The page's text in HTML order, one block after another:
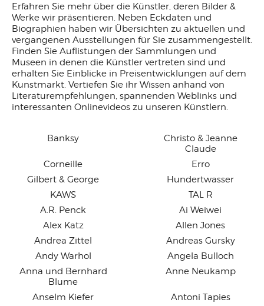
Erfahren Sie mehr über die Künstler, deren Bilder &
Werke wir präsentieren. Neben Eckdaten und
Biographien haben wir Übersichten zu aktuellen und
vergangenen Ausstellungen für Sie zusammengestellt.
Finden Sie Auflistungen der Sammlungen und
Museen in denen die Künstler vertreten sind und
erhalten Sie Einblicke in Preisentwicklungen auf dem
Kunstmarkt. Vertiefen Sie ihr Wissen anhand von
Literaturempfehlungen, spannenden Weblinks und
interessanten Onlinevideos zu unseren Künstlern.
Banksy
Christo & Jeanne
Claude
Corneille
Erro
Gilbert & George
Hundertwasser
KAWS
TAL R
A.R. Penck
Ai Weiwei
Alex Katz
Allen Jones
Andrea Zittel
Andreas Gursky
Andy Warhol
Angela Bulloch
Anna und Bernhard
Blume
Anne Neukamp
Anselm Kiefer
Antoni Tapies